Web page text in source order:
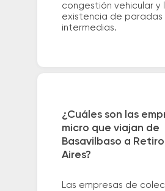
congestión vehicular y
existencia de paradas
intermedias.
¿Cuáles son las
micro que viajan de
Basavilbaso a
Aires?
Las empresas de